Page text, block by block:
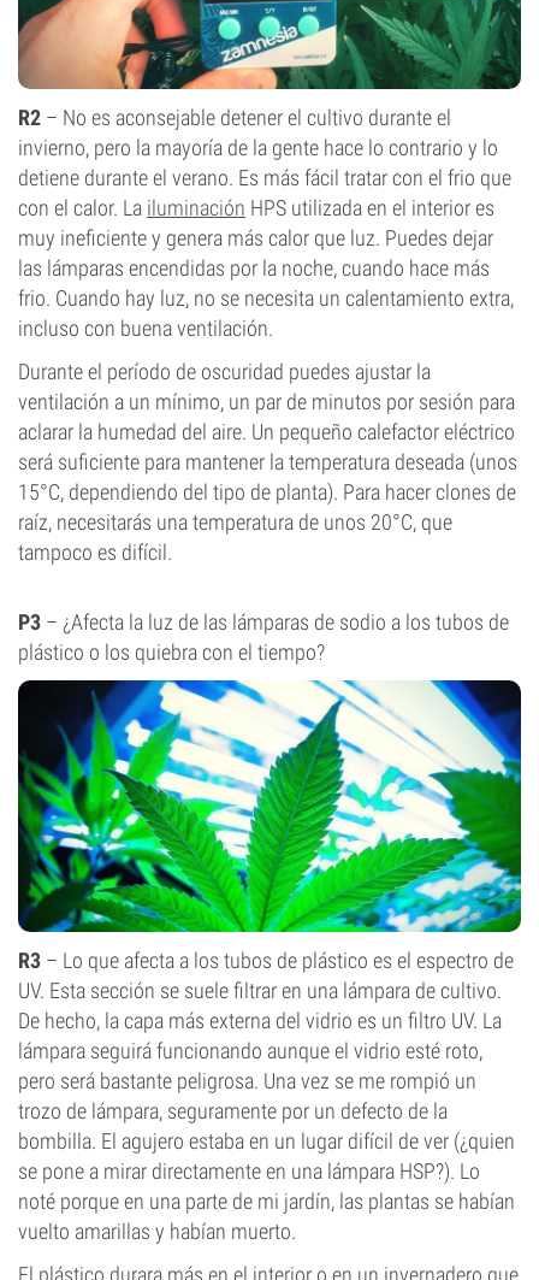
R2 – No es aconsejable detener el cultivo durante el
invierno, pero la mayoría de la gente hace lo contrario y lo
detiene durante el verano. Es más fácil tratar con el frio que
con el calor. La iluminación HPS utilizada en el interior es
muy ineficiente y genera más calor que luz. Puedes dejar
las lámparas encendidas por la noche, cuando hace más
frio. Cuando hay luz, no se necesita un calentamiento extra,
incluso con buena ventilación.
Durante el período de oscuridad puedes ajustar la
ventilación a un mínimo, un par de minutos por sesión para
aclarar la humedad del aire. Un pequeño calefactor eléctrico
será suficiente para mantener la temperatura deseada (unos
15°C, dependiendo del tipo de planta). Para hacer clones de
raíz, necesitarás una temperatura de unos 20°C, que
tampoco es difícil.
P3 – ¿Afecta la luz de las lámparas de sodio a los tubos de
plástico o los quiebra con el tiempo?
R3 – Lo que afecta a los tubos de plástico es el espectro de
UV. Esta sección se suele filtrar en una lámpara de cultivo.
De hecho, la capa más externa del vidrio es un filtro UV. La
lámpara seguirá funcionando aunque el vidrio esté roto,
pero será bastante peligrosa. Una vez se me rompió un
trozo de lámpara, seguramente por un defecto de la
bombilla. El agujero estaba en un lugar difícil de ver (¿quien
se pone a mirar directamente en una lámpara HSP?). Lo
noté porque en una parte de mi jardín, las plantas se habían
vuelto amarillas y habían muerto.
El plástico durara más en el interior o en un invernadero que